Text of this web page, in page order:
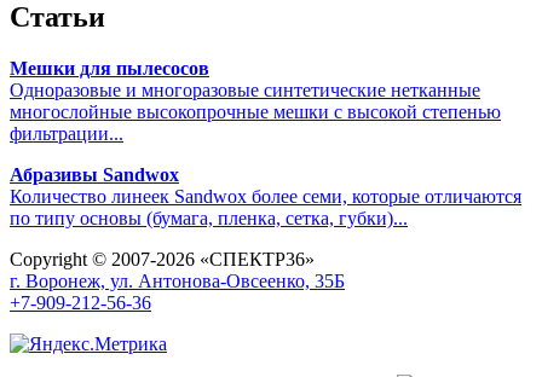
Статьи
Мешки для пылесосов
Одноразовые и многоразовые синтетические нетканные
многослойные высокопрочные мешки с высокой степенью
фильтрации...
Абразивы Sandwox
Количество линеек Sandwox более семи, которые отличаются
по типу основы (бумага, пленка, сетка, губки)...
Copyright © 2007-2026 «СПЕКТР36»
г. Воронеж, ул. Антонова-Овсеенко, 35Б
+7-909-212-56-36